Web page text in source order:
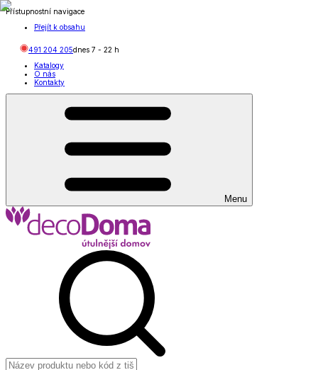
Přístupnostní navigace
Přejít k obsahu
491 204 205dnes 7 - 22 h
Katalogy
O nás
Kontakty
Menu